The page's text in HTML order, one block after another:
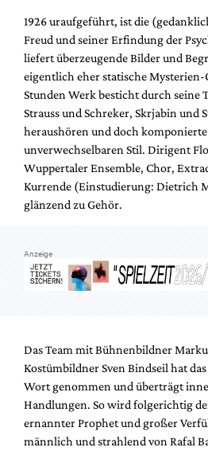
Mediadaten
Suche
1926 uraufgeführt, ist die
Freud und seiner Erfindung der
liefert überzeugende Bilder und
eigentlich eher statische
Stunden Werk besticht durch seine
Strauss und Schreker, Skrjabin und
heraushören und doch
unverwechselbaren Stil. Dirigent
Wuppertaler Ensemble, Chor,
Kurrende (Einstudierung: Dietrich
glänzend zu Gehör.
Anzeige
Das Team mit Bühnenbildner
Kostümbildner Sven Bindseil hat das
Wort genommen und überträgt
Handlungen. So wird folgerichtig
ernannter Prophet und großer
männlich und strahlend von Rafal